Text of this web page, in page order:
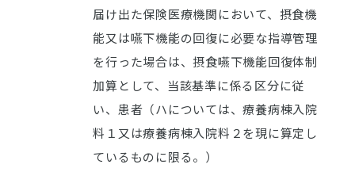
届け出た保険医療機関において、摂食機
能又は嚥下機能の回復に必要な指導管理
を行った場合は、摂食嚥下機能回復体制
加算として、当該基準に係る区分に従
い、患者（ハについては、療養病棟入院
料１又は療養病棟入院料２を現に算定し
ているものに限る。）